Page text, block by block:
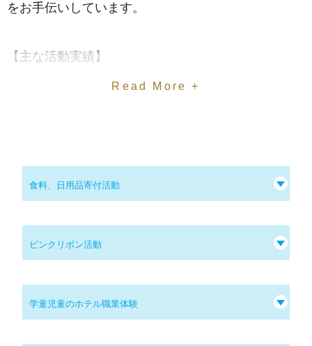
をお手伝いしています。
【主な活動実績】
・ペットボトル削減のため、客室へウォーターピッ
・プラスチック製ストローやカトラリーなど、使い
捨てプラスチック製品の使用を廃止し、紙製品の使
用を開始
・地球や環境のことを考え、美しい自然環境に感謝
・客室内の石鹸やシャンプー、ボディーソープの回
Read More +
食料、日用品寄付活動
ピンクリボン活動
学童児童のホテル職業体験